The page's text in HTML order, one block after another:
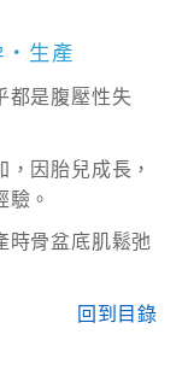
‧生產
都是腹壓性失
因胎兒成長，
。
時骨盆底肌鬆弛
回到目錄